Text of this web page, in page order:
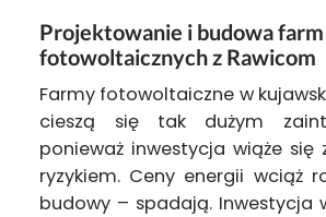
Projektowanie i budowa farm
fotowoltaicznych z Rawicom
Farmy fotowoltaiczne w
cieszą się tak dużym
ponieważ inwestycja wiąże się
ryzykiem. Ceny energii wciąż
budowy – spadają. Inwestycja